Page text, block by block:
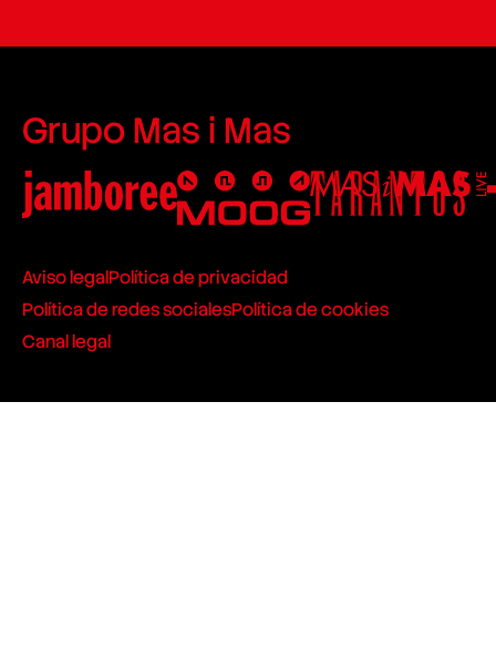
Grupo Mas i Mas
Aviso legalPolítica de privacidad
Política de redes socialesPolítica de cookies
Canal legal